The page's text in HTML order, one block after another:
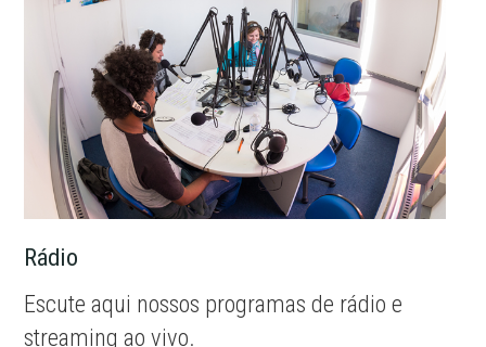
Rádio
Escute aqui nossos programas de rádio e
streaming ao vivo.